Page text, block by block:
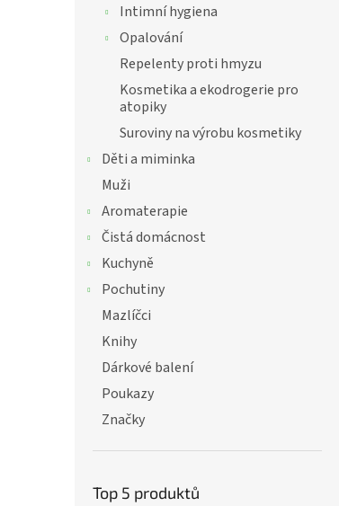
Intimní hygiena
Opalování
Repelenty proti hmyzu
Kosmetika a ekodrogerie pro
atopiky
Suroviny na výrobu kosmetiky
Děti a miminka
Muži
Aromaterapie
Čistá domácnost
Kuchyně
Pochutiny
Mazlíčci
Knihy
Dárkové balení
Poukazy
Značky
Top 5 produktů